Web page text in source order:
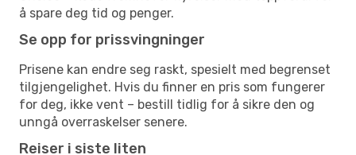
å spare deg tid og penger.
Se opp for prissvingninger
Prisene kan endre seg raskt, spesielt med begrenset
tilgjengelighet. Hvis du finner en pris som fungerer
for deg, ikke vent – bestill tidlig for å sikre den og
unngå overraskelser senere.
Reiser i siste liten